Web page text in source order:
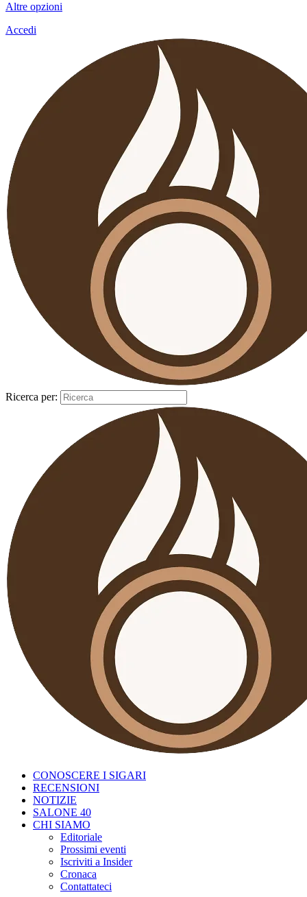
Altre opzioni
Accedi
Ricerca per:
CONOSCERE I SIGARI
RECENSIONI
NOTIZIE
SALONE 40
CHI SIAMO
Editoriale
Prossimi eventi
Iscriviti a Insider
Cronaca
Contattateci